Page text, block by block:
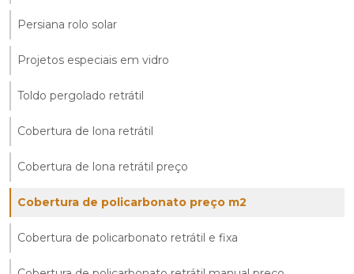
Persiana rolo solar
Projetos especiais em vidro
Toldo pergolado retrátil
Cobertura de lona retrátil
Cobertura de lona retrátil preço
Cobertura de policarbonato preço m2
Cobertura de policarbonato retrátil e fixa